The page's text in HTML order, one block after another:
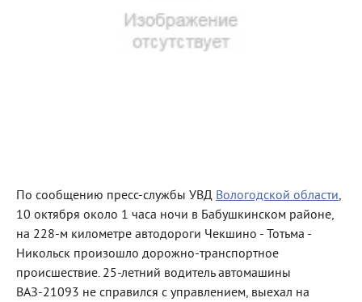
По сообщению пресс-службы УВД Вологодской области,
10 октября около 1 часа ночи в Бабушкинском районе,
на 228-м километре автодороги Чекшино - Тотьма -
Никольск произошло дорожно-транспортное
происшествие. 25-летний водитель автомашины
ВАЗ-21093 не справился с управлением, выехал на